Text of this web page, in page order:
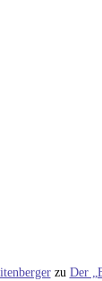
zu Der